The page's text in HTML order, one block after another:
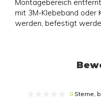
Montagebereich
mit 3M-Klebeband oder
werden, befestigt
0 Sterne,